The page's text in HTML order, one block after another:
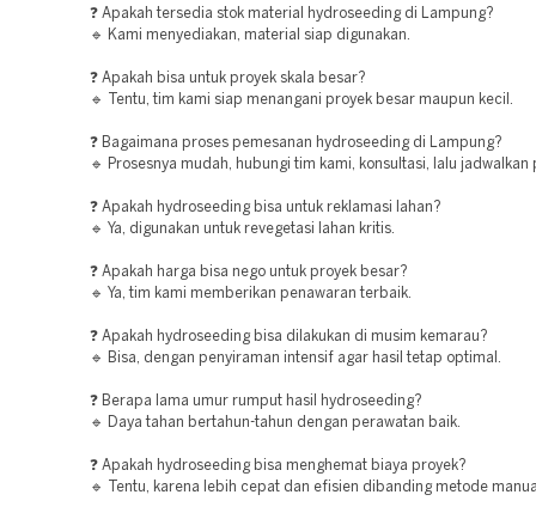
❓ Apakah tersedia stok material hydroseeding di Lampung?
🔹 Kami menyediakan, material siap digunakan.
❓ Apakah bisa untuk proyek skala besar?
🔹 Tentu, tim kami siap menangani proyek besar maupun kecil.
❓ Bagaimana proses pemesanan hydroseeding di Lampung?
🔹 Prosesnya mudah, hubungi tim kami, konsultasi, lalu jadwalkan
❓ Apakah hydroseeding bisa untuk reklamasi lahan?
🔹 Ya, digunakan untuk revegetasi lahan kritis.
❓ Apakah harga bisa nego untuk proyek besar?
🔹 Ya, tim kami memberikan penawaran terbaik.
❓ Apakah hydroseeding bisa dilakukan di musim kemarau?
🔹 Bisa, dengan penyiraman intensif agar hasil tetap optimal.
❓ Berapa lama umur rumput hasil hydroseeding?
🔹 Daya tahan bertahun-tahun dengan perawatan baik.
❓ Apakah hydroseeding bisa menghemat biaya proyek?
🔹 Tentu, karena lebih cepat dan efisien dibanding metode